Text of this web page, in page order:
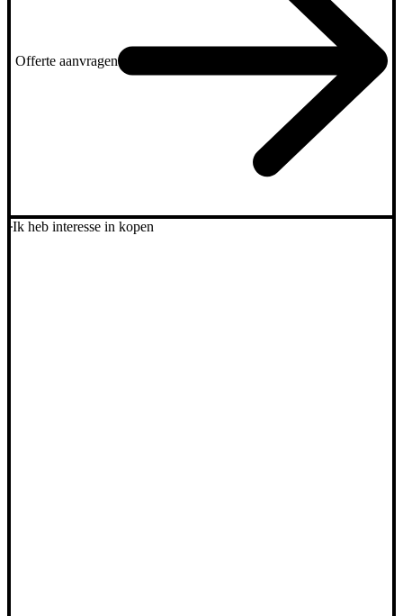
Offerte aanvragen
Ik heb interesse in kopen